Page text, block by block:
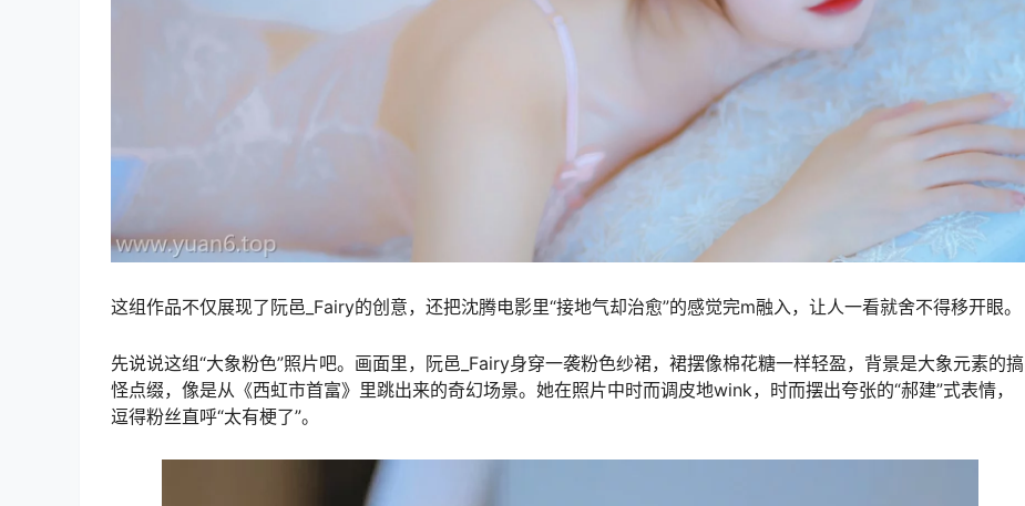
这组作品不仅展现了阮邑_Fairy的创意，还把沈腾电影里“接地气却治愈”的感觉完m融入，让人一看就舍不得移开眼。
先说说这组“大象粉色”照片吧。画面里，阮邑_Fairy身穿一袭粉色纱裙，裙摆像棉花糖一样轻盈，背景是大象元素的搞
怪点缀，像是从《西虹市首富》里跳出来的奇幻场景。她在照片中时而调皮地wink，时而摆出夸张的“郝建”式表情，
逗得粉丝直呼“太有梗了”。